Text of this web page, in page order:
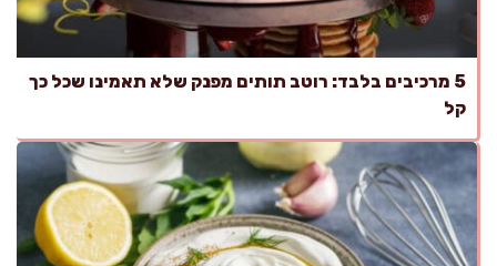
5 מרכיבים בלבד: רוטב תותים מפנק שלא תאמינו שכל כך
קל